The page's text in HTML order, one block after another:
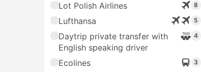
Lot Polish Airlines 8
Lufthansa 5
Daytrip private transfer with
English speaking driver
4
Ecolines 3